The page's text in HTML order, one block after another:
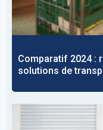
Comparatif 2024 :
solutions de